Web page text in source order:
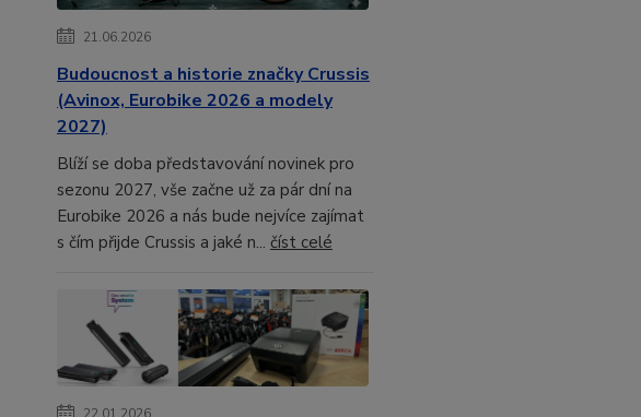
21.06.2026
Budoucnost a historie značky Crussis
(Avinox, Eurobike 2026 a modely
2027)
Blíží se doba představování novinek pro
sezonu 2027, vše začne už za pár dní na
Eurobike 2026 a nás bude nejvíce zajímat
s čím přijde Crussis a jaké n... číst celé
22.01.2026